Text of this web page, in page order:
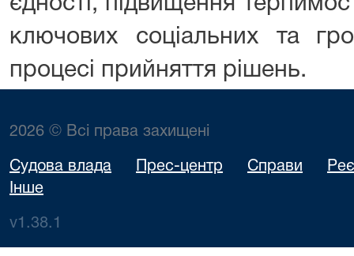
єдності, підвищення
ключових соціальних та
процесі прийняття рішень.
2026 © Всі права захищені
Судова влада Прес-центр Справи
Інше
v1.38.1